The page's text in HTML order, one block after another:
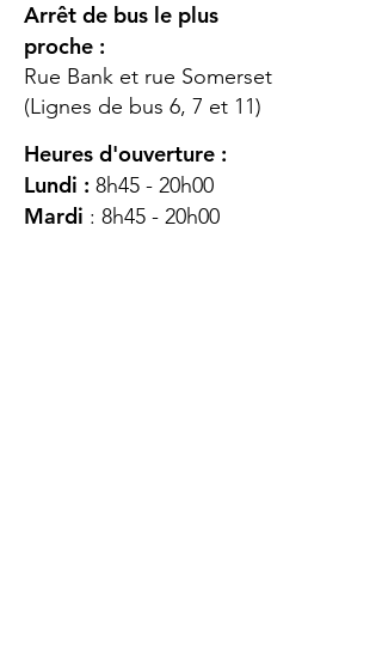
Arrêt de bus le plus
proche :
Rue Bank et rue Somerset
(Lignes de bus 6, 7 et 11)
Heures d'ouverture :
Lundi : 8h45 - 20h00
Mardi : 8h45 - 20h00